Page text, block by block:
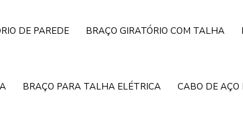
DE PAREDE BRAÇO GIRATÓRIO COM TALHA
BRAÇO PARA TALHA ELÉTRICA CABO DE